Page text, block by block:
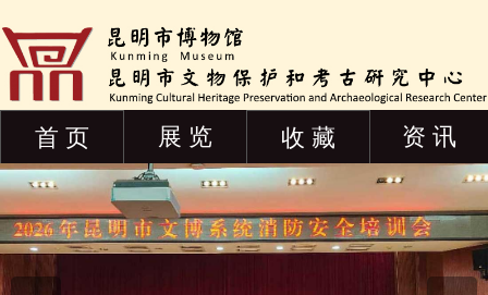
首 页 展 览 收 藏 资 讯